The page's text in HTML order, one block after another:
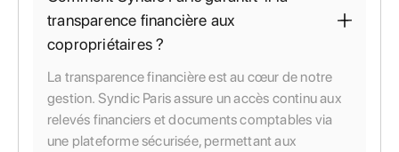
transparence financière aux
copropriétaires ?
La transparence financière est au cœur de notre
gestion. Syndic Paris assure un accès continu aux
relevés financiers et documents comptables via
une plateforme sécurisée, permettant aux